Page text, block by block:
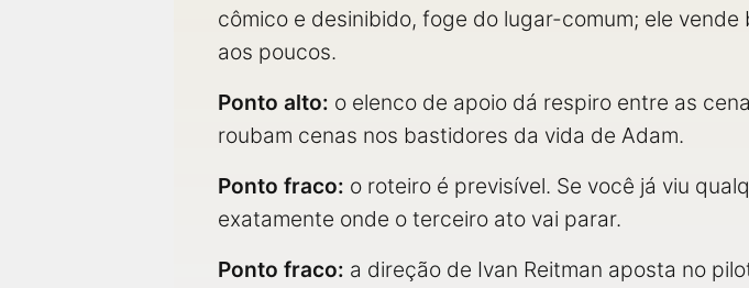
cômico e desinibido, foge do lugar-comum; ele
aos poucos.
Ponto alto: o elenco de apoio dá respiro entre as
roubam cenas nos bastidores da vida de Adam.
Ponto fraco: o roteiro é previsível. Se você já viu
exatamente onde o terceiro ato vai parar.
Ponto fraco: a direção de Ivan Reitman aposta no